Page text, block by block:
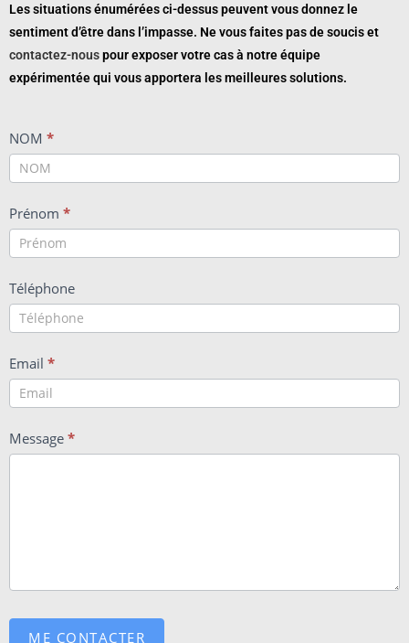
Les situations énumérées ci-dessus peuvent vous donnez le
sentiment d’être dans l’impasse. Ne vous faites pas de soucis et
contactez-nouspour exposer votre cas à notre équipe
expérimentée qui vous apportera les meilleures solutions.
CONTACT
AM2I
NOM *
Prénom *
Téléphone
Email *
Message *
ME CONTACTER